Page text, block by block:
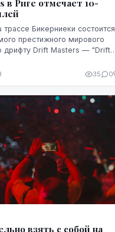
в Риге отмечает 10-
Бикерниеки состоится
престижного мирового
дрифту Drift Masters — "Drift
юбилей.
35 0
взять с собой на